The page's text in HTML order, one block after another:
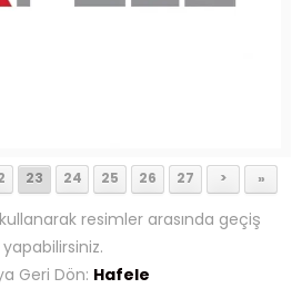
23 24 25 26 27 > »
resimler arasında geçiş
yapabilirsiniz.
Geri Dön: Hafele